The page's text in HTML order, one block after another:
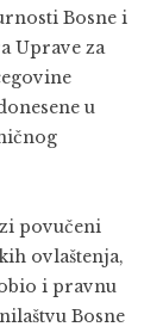
Bosne i
Uprave za
u
povučeni
ovlaštenja,
i pravnu
Bosne